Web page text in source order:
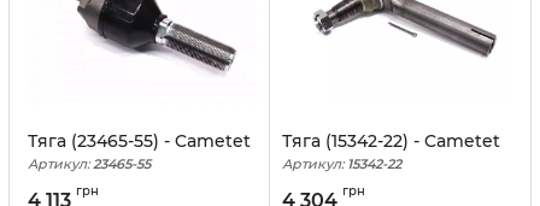
Тяга (23465-55) - Cametet
Артикул: 23465-55
4 113 грн
Тяга (15342-22) - Cametet
Артикул: 15342-22
4 304 грн